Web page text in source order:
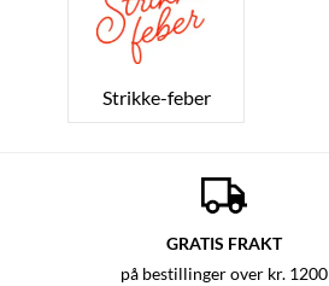
Strikke-feber
GRATIS FRAKT
på bestillinger over kr. 1200